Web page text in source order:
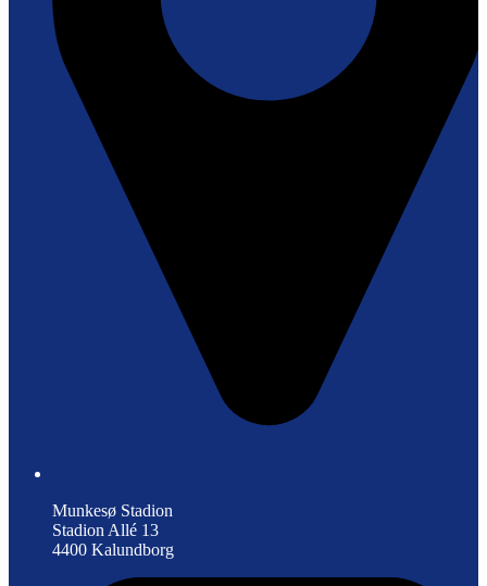
Munkesø Stadion
Stadion Allé 13
4400 Kalundborg